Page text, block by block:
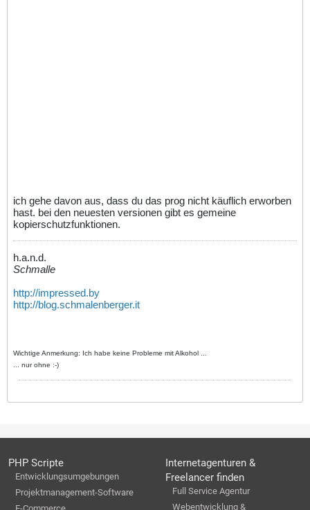
ich gehe davon aus, dass du das prog nicht käuflich erworben
hast. bei den neuesten versionen gibt es gemeine
kopierschutzfunktionen.
h.a.n.d.
Schmalle
http://impressed.by
http://blog.schmalenberger.it
Wichtige Anmerkung: Ich habe keine Probleme mit Alkohol ...
... nur ohne :-)
PHP Scripte
Entwicklungsumgebungen
Projektmanagement-Software
Internetagenturen &
Freelancer finden
Full Service Agentur
Webentwicklung &